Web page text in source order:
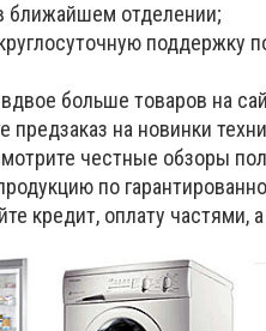
ближайшем отделении;
поддержку
больше товаров на
предзаказ на новинки
честные обзоры
по
кредит, оплату частями,